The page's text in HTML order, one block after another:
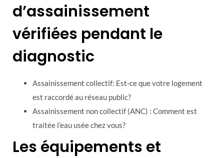
d’assainissement
vérifiées pendant le
diagnostic
Assainissement collectif: Est-ce que votre logement
est raccordé au réseau public?
Assainissement non collectif (ANC) : Comment est
traitée l’eau usée chez vous?
Les équipements et